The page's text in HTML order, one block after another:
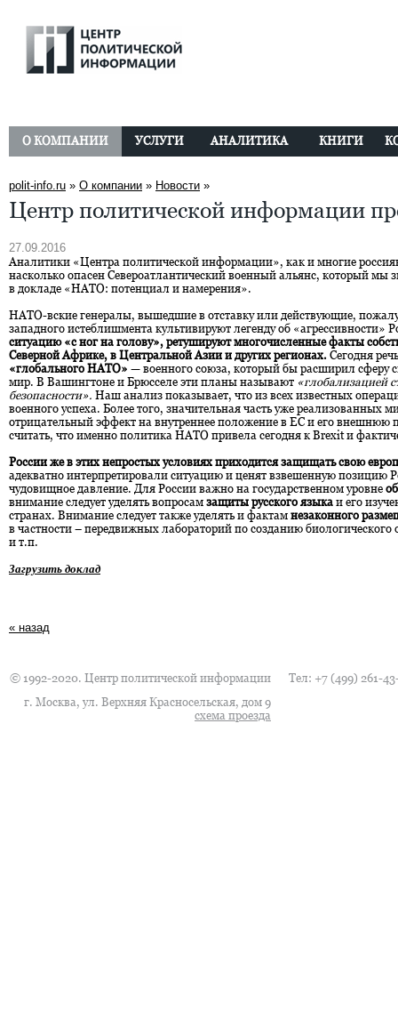
О КОМПАНИИ УСЛУГИ АНАЛИТИКА КНИГИ
polit-info.ru » О компании » Новости »
Центр политической информации
27.09.2016
Аналитики «Центра политической информации», как и многие
насколько опасен Североатлантический военный альянс, который
в докладе «НАТО: потенциал и намерения».
НАТО-вские генералы, вышедшие в отставку или действующие,
западного истеблишмента культивируют легенду об «агрессивности»
ситуацию «с ног на голову», ретушируют многочисленные факты
Северной Африке, в Центральной Азии и других регионах. Сегодня
«глобального НАТО» — военного союза, который бы расширил сферу
мир. В Вашингтоне и Брюсселе эти планы называют «глобализацией
безопасности». Наш анализ показывает, что из всех известных
военного успеха. Более того, значительная часть уже реализованных
отрицательный эффект на внутреннее положение в ЕС и его внешнюю
считать, что именно политика НАТО привела сегодня к Brexit и
России же в этих непростых условиях приходится защищать свою
адекватно интерпретировали ситуацию и ценят взвешенную позицию
чудовищное давление. Для России важно на государственном уровне
внимание следует уделять вопросам защиты русского языка и его
странах. Внимание следует также уделять и фактам незаконного
в частности – передвижных лабораторий по созданию
и т.п.
Загрузить доклад
« назад
© 1992-2020. Центр политической информации Тел: +7 (499) 261-
г. Москва, ул. Верхняя Красносельская, дом 9
схема проезда